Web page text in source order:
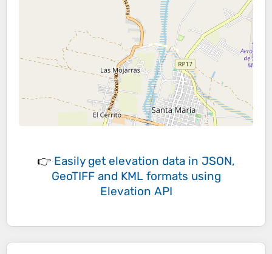
👉 Easily get elevation data in JSON,
GeoTIFF and KML formats using
Elevation API